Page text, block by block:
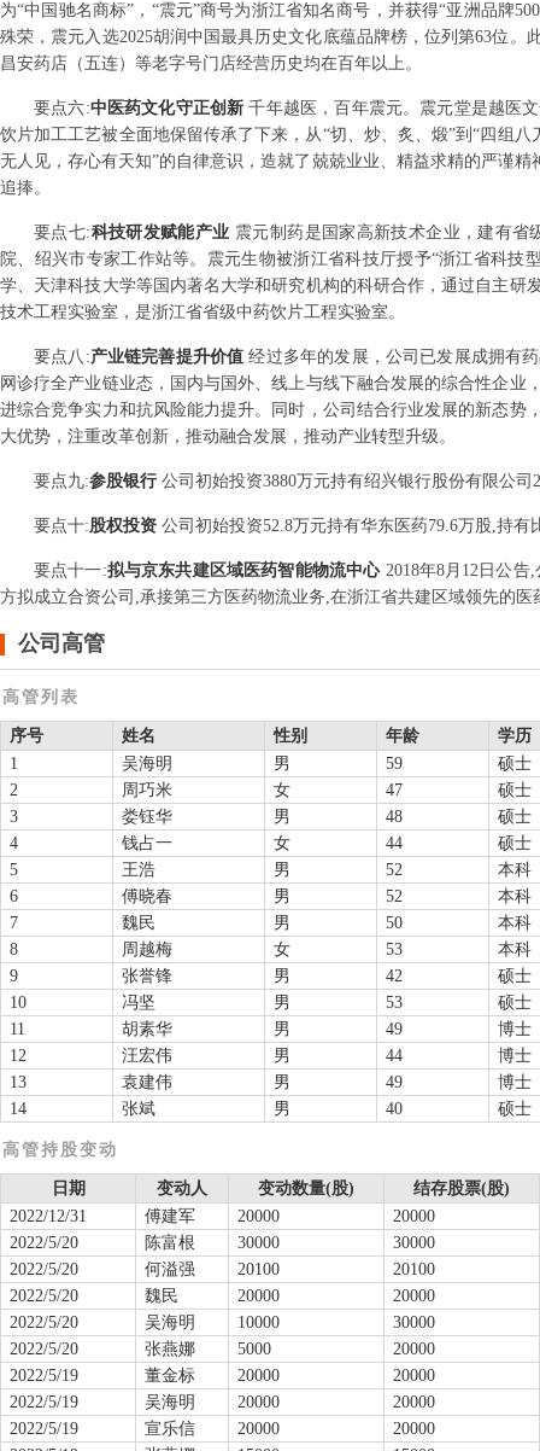
为“中国驰名商标”，“震元”商号为浙江省知名商号，并获得“亚洲品牌
殊荣，震元入选2025胡润中国最具历史文化底蕴品牌榜，位列第63位
昌安药店（五连）等老字号门店经营历史均在百年以上。
要点六:中医药文化守正创新千年越医，百年震元。震元堂是越医
饮片加工工艺被全面地保留传承了下来，从“切、炒、炙、煅”到“四组
无人见，存心有天知”的自律意识，造就了兢兢业业、精益求精的严谨
追捧。
要点七:科技研发赋能产业 震元制药是国家高新技术企业，建有
院、绍兴市专家工作站等。震元生物被浙江省科技厅授予“浙江省科
学、天津科技大学等国内著名大学和研究机构的科研合作，通过自主
技术工程实验室，是浙江省省级中药饮片工程实验室。
要点 八 :产业链完善提升价值经过多年的发展，公司已发展成拥有
网诊疗全产业链业态，国内与国外、线上与线下融合发展的综合性企
进综合竞争实力和抗风险能力提升。同时，公司结合行业发展的新态
大优势，注重改革创新，推动融合发展，推动产业转型升级。
要点九:参股银行 公司初始投资3880万元持有绍兴银行股份有限公
要点十:股权投资 公司初始投资52.8万元持有华东医药79.6万股,持有
要点十一:拟与京东共建区域医药智能物流中心 2018年8月12日公
方拟成立合资公司,承接第三方医药物流业务,在浙江省共建区域领先的
公司高管
高管列表
序号 姓名 性别 年龄
学历
1
吴海明 男 59
硕士
2
周巧米 女 47
硕士
3
娄钰华 男 48
硕士
4
钱占一 女 44
硕士
5
王浩 男 52
本科
6
傅晓春 男 52
本科
7
魏民 男 50
本科
8
周越梅 女 53
本科
9
张誉锋 男 42
硕士
10
冯坚 男 53
硕士
11
胡素华 男 49
博士
12
汪宏伟 男 44
博士
13
袁建伟 男 49
博士
14
张斌 男 40 硕士
高管持股变动
日期 变动人 变动数量(股)
结存股票(股)
2022/12/31
傅建军 20000
20000
2022/5/20
陈富根 30000
30000
2022/5/20
何溢强 20100
20100
2022/5/20
魏民 20000
20000
2022/5/20
吴海明 10000
30000
2022/5/20
张燕娜 5000
20000
2022/5/19
董金标 20000
20000
2022/5/19
吴海明 20000
20000
2022/5/19
宣乐信 20000
20000